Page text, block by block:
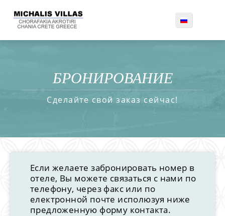
БРОНИРОВАНИЕ
Сделайте свой заказ сейчас!
Если желаете забронировать номер в
отеле, Вы можете связаться с нами по
телефону, через факс или по
електронной почте исполюзуя ниже
предложенную форму контакта.